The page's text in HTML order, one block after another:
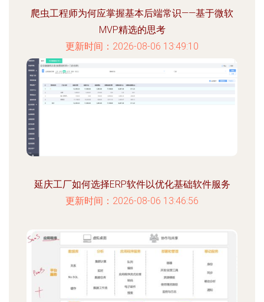
爬虫工程师为何应掌握基本后端常识——基于微软
MVP精选的思考
更新时间：2026-08-06 13:49:10
延庆工厂如何选择ERP软件以优化基础软件服务
更新时间：2026-08-06 13:46:56